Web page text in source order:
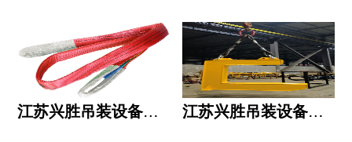
江苏兴胜吊装设备有限公司的用人标准 江苏兴胜吊装设备有限公司的六大统一